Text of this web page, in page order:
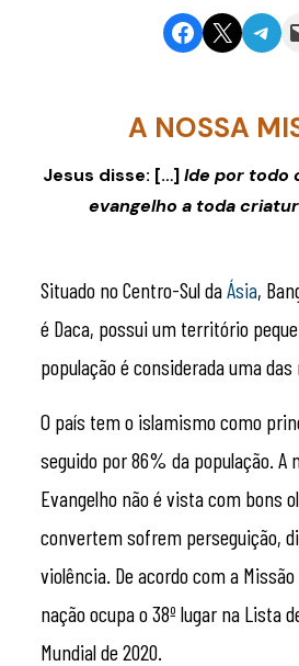
Share on Facebook
Email this PageShare
A NOSSA
Jesus disse: […]Ide por todo
evangelho a toda
Situado no Centro-Sul daÁsia,
é Daca, possui um território
população é considerada uma
O país tem o islamismo como
seguido por 86% da população. A
Evangelho não é vista com bons
convertem sofrem perseguição,
violência. De acordo com a
nação ocupa o 38º lugar na Lista
Mundial de 2020.